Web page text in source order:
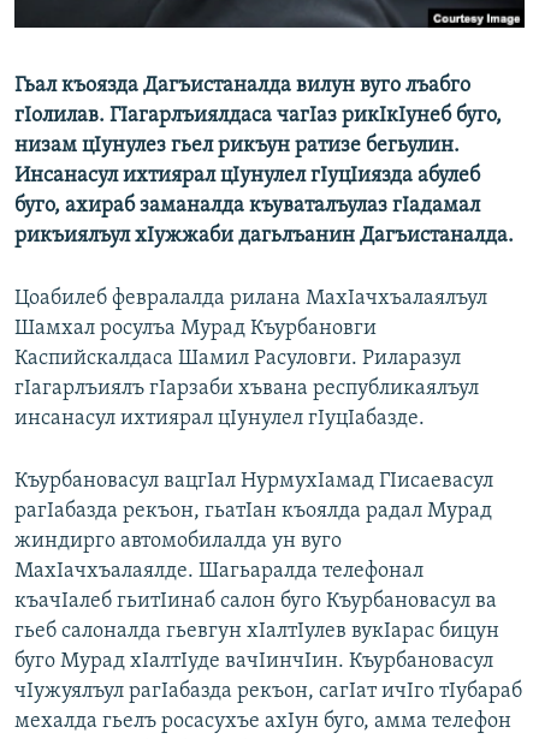
Все сайты РСЕ/РС
Гьал къоязда Дагъистаналда вилун вуго лъабго
гIолилав. ГIагарлъиялдаса чагIаз рикIкIунеб буго,
низам цIунулез гьел рикъун ратизе бегьулин.
Инсанасул ихтиярал цIунулел гIуцIиязда абулеб
буго, ахираб заманалда къуваталъулаз гIадамал
рикъиялъул хIужжаби дагьлъанин Дагъистаналда.
Цоабилеб февралалда рилана МахIачхъалаялъул
Шамхал росулъа Мурад Къурбановги
Каспийскалдаса Шамил Расуловги. Риларазул
гIагарлъиялъ гIарзаби хъвана республикаялъул
инсанасул ихтиярал цIунулел гIуцIабазде.
Къурбановасул вацгIал НурмухIамад ГIисаевасул
рагIабазда рекъон, гьатIан къоялда радал Мурад
жиндирго автомобилалда ун вуго
МахIачхъалаялде. Шагьаралда телефонал
къачIалеб гьитIинаб салон буго Къурбановасул ва
гьеб салоналда гьевгун хIалтIулев вукIарас бицун
буго Мурад хIалтIуде вачIинчIин. Къурбановасул
чIужуялъул рагIабазда рекъон, сагIат ичIго тIубараб
мехалда гьелъ росасухъе ахIун буго, амма телефон